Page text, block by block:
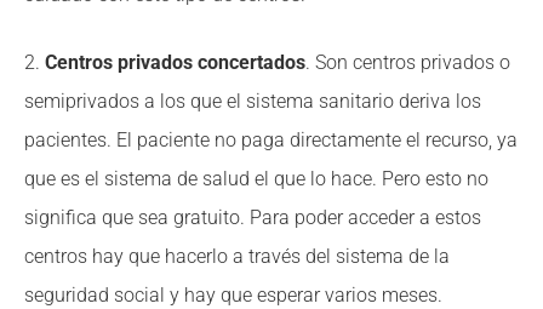
2. Centros privados concertados. Son centros privados o
semiprivados a los que el sistema sanitario deriva los
pacientes. El paciente no paga directamente el recurso, ya
que es el sistema de salud el que lo hace. Pero esto no
significa que sea gratuito. Para poder acceder a estos
centros hay que hacerlo a través del sistema de la
seguridad social y hay que esperar varios meses.